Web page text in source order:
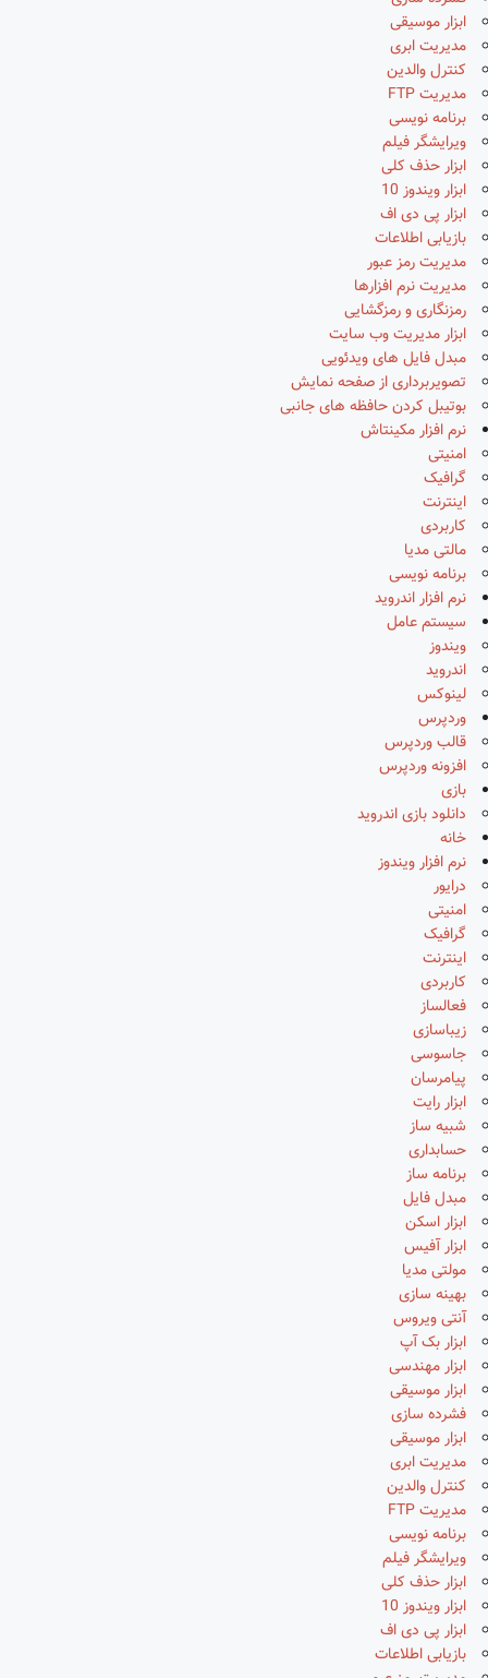
ابزار موسیقی
مدیریت ابری
کنترل والدین
مدیریت FTP
برنامه نویسی
ویرایشگر فیلم
ابزار حذف کلی
ابزار ویندوز 10
ابزار پی دی اف
بازیابی اطلاعات
مدیریت رمز عبور
مدیریت نرم افزارها
رمزنگاری و رمزگشایی
ابزار مدیریت وب سایت
مبدل فایل های ویدئویی
تصویربرداری از صفحه نمایش
بوتیبل کردن حافظه های جانبی
نرم افزار مکینتاش
امنیتی
گرافیک
اینترنت
کاربردی
مالتی مدیا
برنامه نویسی
نرم افزار اندروید
سیستم عامل
ویندوز
اندروید
لینوکس
وردپرس
قالب وردپرس
افزونه وردپرس
بازی
دانلود بازی اندروید
خانه
نرم افزار ویندوز
درایور
امنیتی
گرافیک
اینترنت
کاربردی
فعالساز
زیباسازی
جاسوسی
پیامرسان
ابزار رایت
شبیه ساز
حسابداری
برنامه ساز
مبدل فایل
ابزار اسکن
ابزار آفیس
مولتی مدیا
بهینه سازی
آنتی ویروس
ابزار بک آپ
ابزار مهندسی
ابزار موسیقی
فشرده سازی
ابزار موسیقی
مدیریت ابری
کنترل والدین
مدیریت FTP
برنامه نویسی
ویرایشگر فیلم
ابزار حذف کلی
ابزار ویندوز 10
ابزار پی دی اف
بازیابی اطلاعات